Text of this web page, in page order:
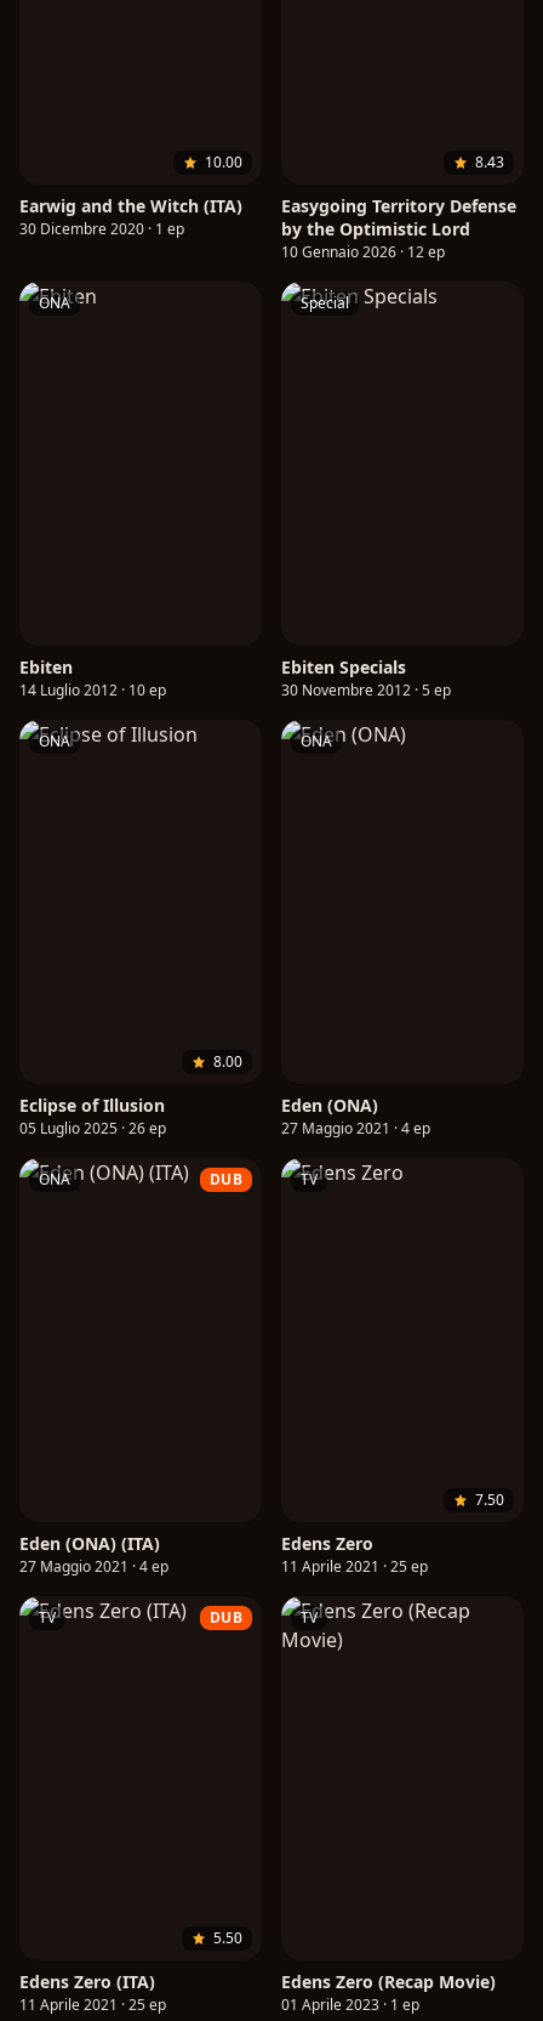
10.00
Earwig and the Witch (ITA)
30 Dicembre 2020 · 1 ep
8.43
Easygoing Territory Defense
by the Optimistic Lord
10 Gennaio 2026 · 12 ep
ONA
Ebiten
14 Luglio 2012 · 10 ep
Special
Ebiten Specials
30 Novembre 2012 · 5 ep
ONA
8.00
Eclipse of Illusion
05 Luglio 2025 · 26 ep
ONA
Eden (ONA)
27 Maggio 2021 · 4 ep
ONA DUB
Eden (ONA) (ITA)
27 Maggio 2021 · 4 ep
TV
7.50
Edens Zero
11 Aprile 2021 · 25 ep
TV DUB
5.50
Edens Zero (ITA)
11 Aprile 2021 · 25 ep
TV
Edens Zero (Recap Movie)
01 Aprile 2023 · 1 ep